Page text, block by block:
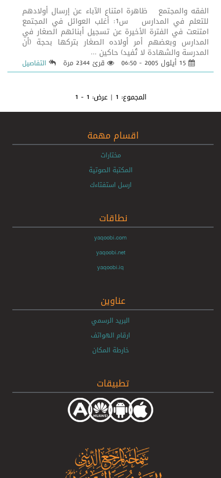
الفقه والمجتمع ظاهرة امتناع الآباء عن إرسال أولادهم
للتعلم في المدارس س1: أغلب العوائل في المجتمع
امتنعت في الفترة الأخيرة عن تسجيل أبنائهم الصغار في
المدارس وبعضهم أمر أولاده الصغار بتركها بحجة (أن
المدرسة والشهادة لا تُفيد) حاكين ...
قرئ 2344 مرة التفاصيل
المجموع: 1 | عرض: 1 - 1
اقسام مهمة
مختارات
المكتبة الصوتية
ارسل استفتاءك
نطاقات
yaqoobi.com
yaqoobi.net
yaqoobi.iq
عناوين
البريد الرسمي
ارقام الهواتف
خارطة المكان
تطبيقات